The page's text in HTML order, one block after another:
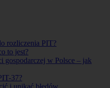
rozliczenia PIT?
to jest?
gospodarczej w Polsce – jak
37?
i unikać błędów